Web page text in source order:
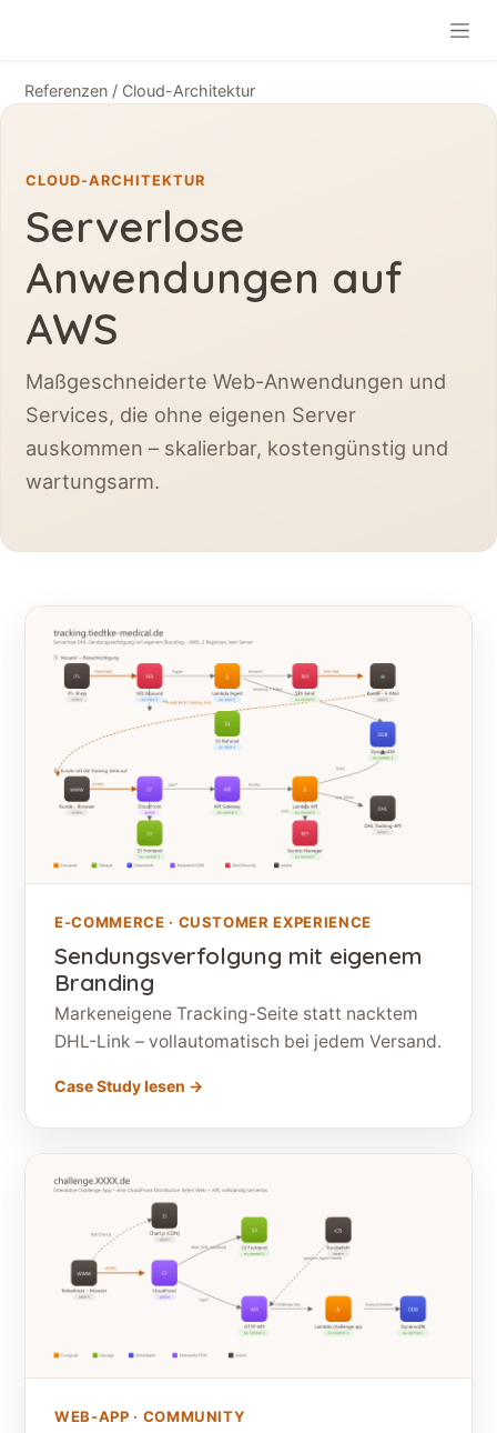
Referenzen / Cloud-Architektur
CLOUD-ARCHITEKTUR
Serverlose
Anwendungen auf
AWS
Maßgeschneiderte Web-Anwendungen und
Services, die ohne eigenen Server
auskommen – skalierbar, kostengünstig und
wartungsarm.
E-COMMERCE · CUSTOMER EXPERIENCE
Sendungsverfolgung mit eigenem
Branding
Markeneigene Tracking-Seite statt nacktem
DHL-Link – vollautomatisch bei jedem Versand.
Case Study lesen →
WEB-APP · COMMUNITY